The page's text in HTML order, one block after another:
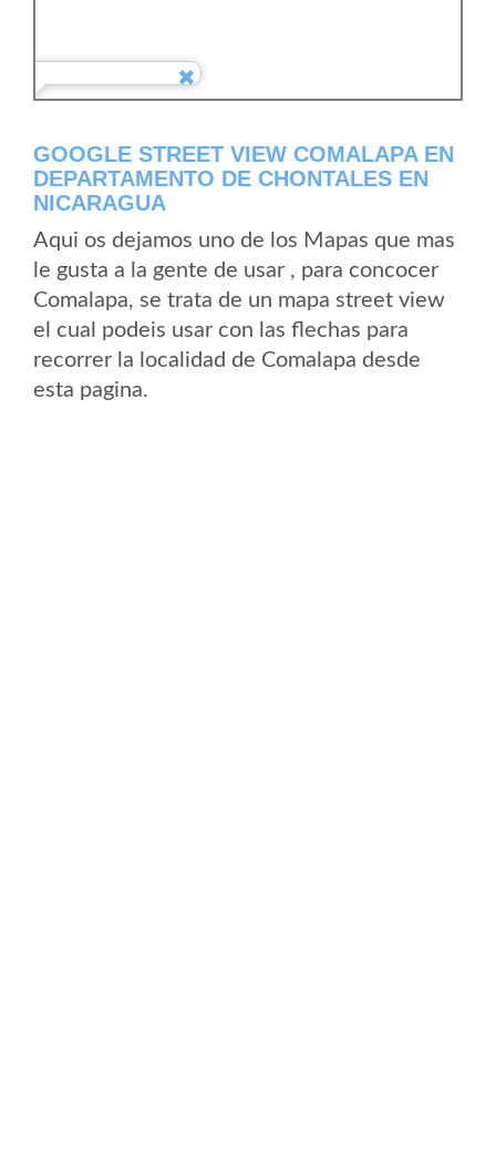
GOOGLE STREET VIEW COMALAPA EN
DEPARTAMENTO DE CHONTALES EN
NICARAGUA
Aqui os dejamos uno de los Mapas que mas
le gusta a la gente de usar , para concocer
Comalapa, se trata de un mapa street view
el cual podeis usar con las flechas para
recorrer la localidad de Comalapa desde
esta pagina.